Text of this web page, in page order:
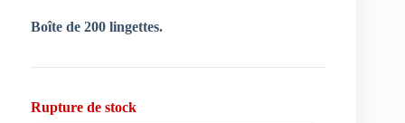
Boîte de 200 lingettes.
Rupture de stock